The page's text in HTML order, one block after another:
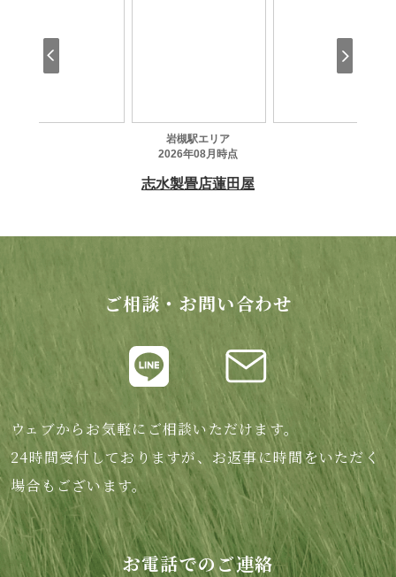
ご相談・お問い合わせ
ウェブからお気軽にご相談いただけます。
24時間受付しておりますが、お返事に時間をいただく
場合もございます。
お電話でのご連絡